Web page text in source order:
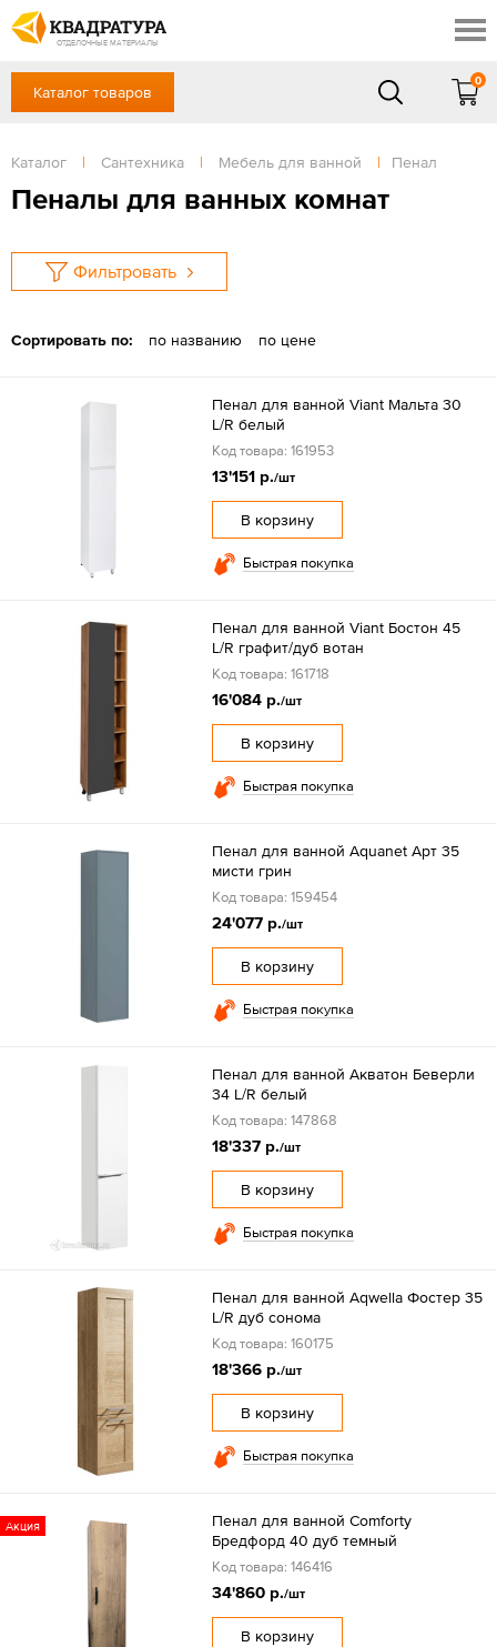
ОТДЕЛОЧНЫЕ МАТЕРИАЛЫ
Скидки
Акции
Готовые решения
Доставка и оплата
Отзывы
+7 (863) 309-13-16
Сб, Вс — выходной
ЗАКАЗАТЬ ЗВОНОК
Каталог товаров
0
Каталог | Сантехника | Мебель для ванной | Пенал
Пеналы для ванных комнат
Фильтровать
Сортировать по: по названию по цене
Пенал для ванной Viant Мальта 30
L/R белый
Код товара: 161953
13'151 р./шт
В корзину
Быстрая покупка
Пенал для ванной Viant Бостон 45
L/R графит/дуб вотан
Код товара: 161718
16'084 р./шт
В корзину
Быстрая покупка
Пенал для ванной Aquanet Арт 35
мисти грин
Код товара: 159454
24'077 р./шт
В корзину
Быстрая покупка
Пенал для ванной Акватон Беверли
34 L/R белый
Код товара: 147868
18'337 р./шт
В корзину
Быстрая покупка
Пенал для ванной Aqwella Фостер 35
L/R дуб сонома
Код товара: 160175
18'366 р./шт
В корзину
Быстрая покупка
Акция
Пенал для ванной Comforty
Бредфорд 40 дуб темный
Код товара: 146416
34'860 р./шт
В корзину